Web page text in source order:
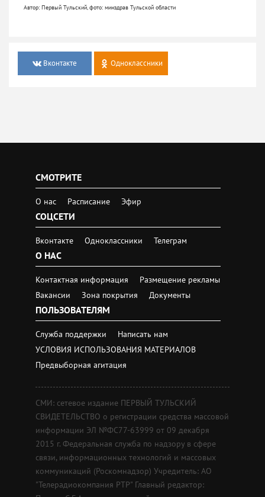
Автор: Первый Тульский, фото: минздрав Тульской области
Вконтакте Одноклассники
СМОТРИТЕ
О нас Расписание Эфир
СОЦСЕТИ
Вконтакте Одноклассники Телеграм
О НАС
Контактная информация
Размещение рекламы
Вакансии
Зона покрытия Документы
ПОЛЬЗОВАТЕЛЯМ
Служба поддержки
Написать нам
УСЛОВИЯ ИСПОЛЬЗОВАНИЯ МАТЕРИАЛОВ
Предвыборная агитация
СМИ: сетевое издание ПЕРВЫЙ ТУЛЬСКИЙ
СВИДЕТЕЛЬСТВО о регистрации средства массовой
информации ЭЛ №ФС77-63999 от 09 декабря
2015 г. Федеральная служба по надзору в сфере
связи, информационных технологий и массовых
коммуникаций (Роскомнадзор) Учредитель: АО
"Телерадиокомпания РТР" Главный редактор: